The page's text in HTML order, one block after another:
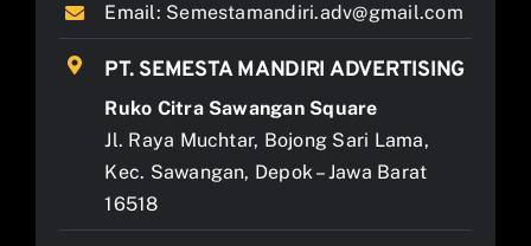
Email: Semestamandiri.adv@gmail.com
PT. SEMESTA MANDIRI ADVERTISING
Ruko Citra Sawangan Square
Jl. Raya Muchtar, Bojong Sari Lama,
Kec. Sawangan, Depok – Jawa Barat
16518